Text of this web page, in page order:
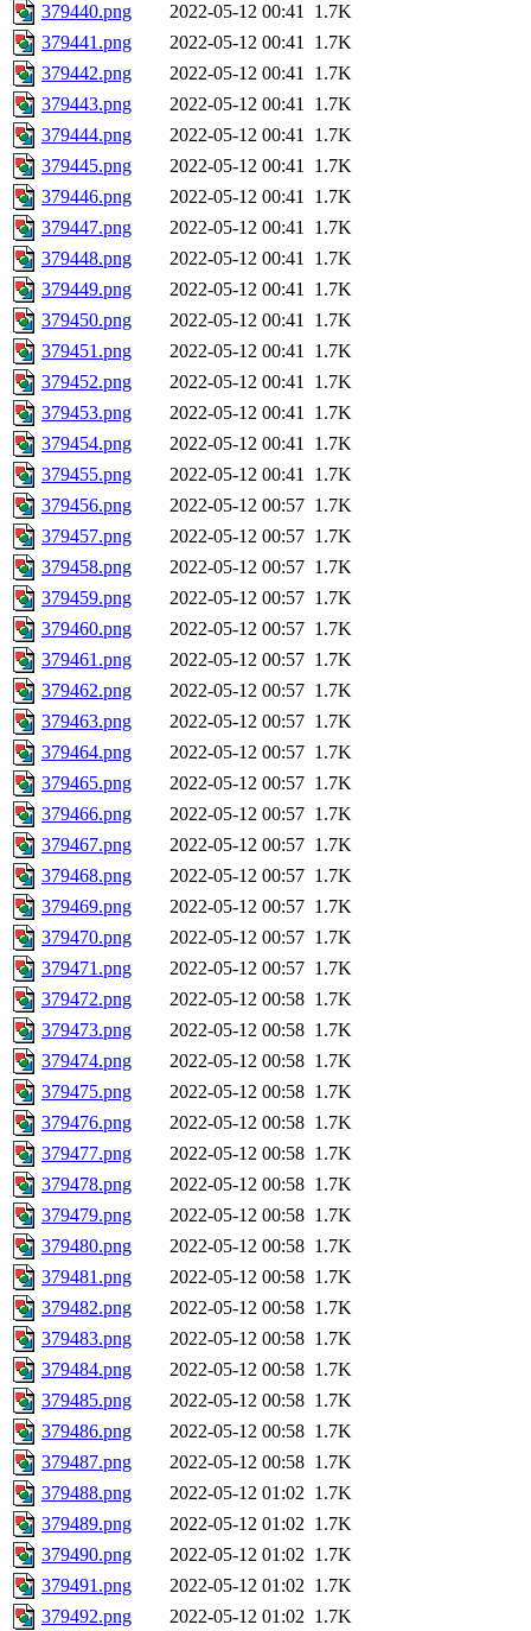
379440.png
2022-05-12 00:41 1.7K
379441.png
2022-05-12 00:41 1.7K
379442.png
2022-05-12 00:41 1.7K
379443.png
2022-05-12 00:41 1.7K
379444.png
2022-05-12 00:41 1.7K
379445.png
2022-05-12 00:41 1.7K
379446.png
2022-05-12 00:41 1.7K
379447.png
2022-05-12 00:41 1.7K
379448.png
2022-05-12 00:41 1.7K
379449.png
2022-05-12 00:41 1.7K
379450.png
2022-05-12 00:41 1.7K
379451.png
2022-05-12 00:41 1.7K
379452.png
2022-05-12 00:41 1.7K
379453.png
2022-05-12 00:41 1.7K
379454.png
2022-05-12 00:41 1.7K
379455.png
2022-05-12 00:41 1.7K
379456.png
2022-05-12 00:57 1.7K
379457.png
2022-05-12 00:57 1.7K
379458.png
2022-05-12 00:57 1.7K
379459.png
2022-05-12 00:57 1.7K
379460.png
2022-05-12 00:57 1.7K
379461.png
2022-05-12 00:57 1.7K
379462.png
2022-05-12 00:57 1.7K
379463.png
2022-05-12 00:57 1.7K
379464.png
2022-05-12 00:57 1.7K
379465.png
2022-05-12 00:57 1.7K
379466.png
2022-05-12 00:57 1.7K
379467.png
2022-05-12 00:57 1.7K
379468.png
2022-05-12 00:57 1.7K
379469.png
2022-05-12 00:57 1.7K
379470.png
2022-05-12 00:57 1.7K
379471.png
2022-05-12 00:57 1.7K
379472.png
2022-05-12 00:58 1.7K
379473.png
2022-05-12 00:58 1.7K
379474.png
2022-05-12 00:58 1.7K
379475.png
2022-05-12 00:58 1.7K
379476.png
2022-05-12 00:58 1.7K
379477.png
2022-05-12 00:58 1.7K
379478.png
2022-05-12 00:58 1.7K
379479.png
2022-05-12 00:58 1.7K
379480.png
2022-05-12 00:58 1.7K
379481.png
2022-05-12 00:58 1.7K
379482.png
2022-05-12 00:58 1.7K
379483.png
2022-05-12 00:58 1.7K
379484.png
2022-05-12 00:58 1.7K
379485.png
2022-05-12 00:58 1.7K
379486.png
2022-05-12 00:58 1.7K
379487.png
2022-05-12 00:58 1.7K
379488.png
2022-05-12 01:02 1.7K
379489.png
2022-05-12 01:02 1.7K
379490.png
2022-05-12 01:02 1.7K
379491.png
2022-05-12 01:02 1.7K
379492.png
2022-05-12 01:02 1.7K